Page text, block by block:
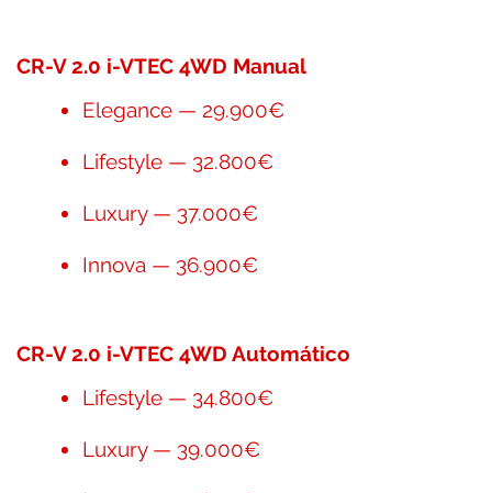
CR-V 2.0 i-VTEC 4WD Manual
Elegance — 29.900€
Lifestyle — 32.800€
Luxury — 37.000€
Innova — 36.900€
CR-V 2.0 i-VTEC 4WD Automático
Lifestyle — 34.800€
Luxury — 39.000€